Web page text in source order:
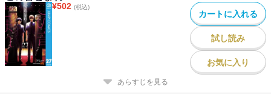
¥502 (税込)
カートに入れる
試し読み
お気に入り
あらすじを見る